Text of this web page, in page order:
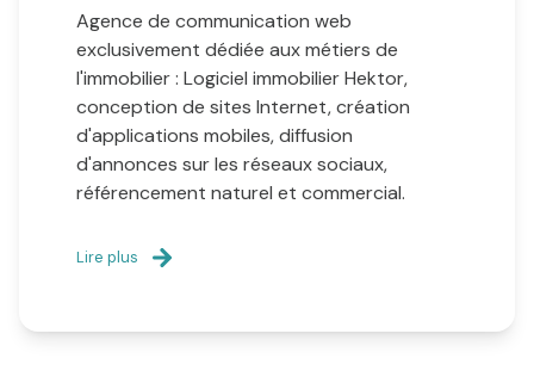
Agence de communication web
exclusivement dédiée aux métiers de
l'immobilier : Logiciel immobilier Hektor,
conception de sites Internet, création
d'applications mobiles, diffusion
d'annonces sur les réseaux sociaux,
référencement naturel et commercial.
Lire plus